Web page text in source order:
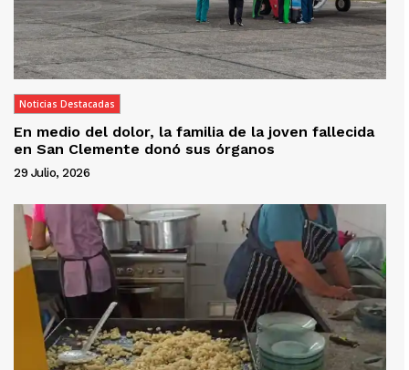
Noticias Destacadas
En medio del dolor, la familia de la joven fallecida
en San Clemente donó sus órganos
29 Julio, 2026